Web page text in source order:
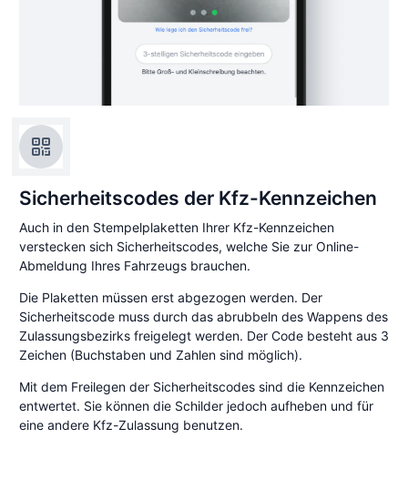
Sicherheitscodes der Kfz-Kennzeichen
Auch in den Stempelplaketten Ihrer Kfz-Kennzeichen
verstecken sich Sicherheitscodes, welche Sie zur Online-
Abmeldung Ihres Fahrzeugs brauchen.
Die Plaketten müssen erst abgezogen werden. Der
Sicherheitscode muss durch das abrubbeln des Wappens des
Zulassungsbezirks freigelegt werden. Der Code besteht aus 3
Zeichen (Buchstaben und Zahlen sind möglich).
Mit dem Freilegen der Sicherheitscodes sind die Kennzeichen
entwertet. Sie können die Schilder jedoch aufheben und für
eine andere Kfz-Zulassung benutzen.